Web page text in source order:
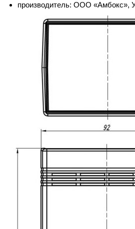
производитель: ООО «Амбокс»,